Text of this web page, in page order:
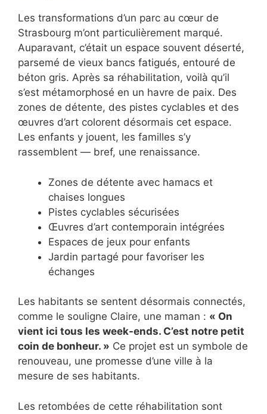
Les transformations d’un parc au cœur de
Strasbourg m’ont particulièrement marqué.
Auparavant, c’était un espace souvent déserté,
parsemé de vieux bancs fatigués, entouré de
béton gris. Après sa réhabilitation, voilà qu’il
s’est métamorphosé en un havre de paix. Des
zones de détente, des pistes cyclables et des
œuvres d’art colorent désormais cet espace.
Les enfants y jouent, les familles s’y
rassemblent — bref, une renaissance.
Zones de détente avec hamacs et
chaises longues
Pistes cyclables sécurisées
Œuvres d’art contemporain intégrées
Espaces de jeux pour enfants
Jardin partagé pour favoriser les
échanges
Les habitants se sentent désormais connectés,
comme le souligne Claire, une maman : « On
vient ici tous les week-ends. C’est notre petit
coin de bonheur. » Ce projet est un symbole de
renouveau, une promesse d’une ville à la
mesure de ses habitants.
Les retombées de cette réhabilitation sont